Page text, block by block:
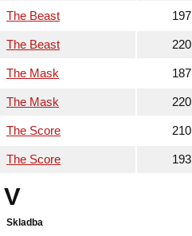
The Beast 197
The Beast 220
The Mask 187
The Mask 220
The Score 210
The Score 193
V
Skladba